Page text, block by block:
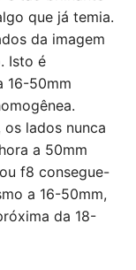
que já temia.
da imagem
Isto é
16-50mm
lados nunca
a 50mm
f8 consegue-
a 16-50mm,
da 18-